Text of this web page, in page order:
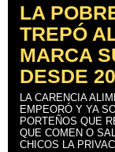
LA
TREPÓ
MARCA
DESDE
LA CARENCIA
EMPEORÓ Y YA
PORTEÑOS QUE
QUE COMEN O
CHICOS LA